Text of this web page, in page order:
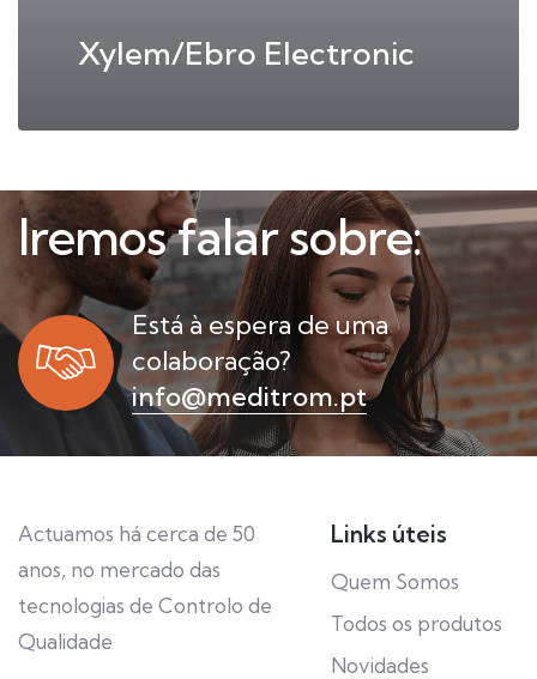
Xylem/Ebro Electronic
Iremos falar sobre:
Está à espera de uma
colaboração?
info@meditrom.pt
Actuamos há cerca de 50
anos, no mercado das
tecnologias de Controlo de
Qualidade
Links úteis
Quem Somos
Todos os produtos
Novidades